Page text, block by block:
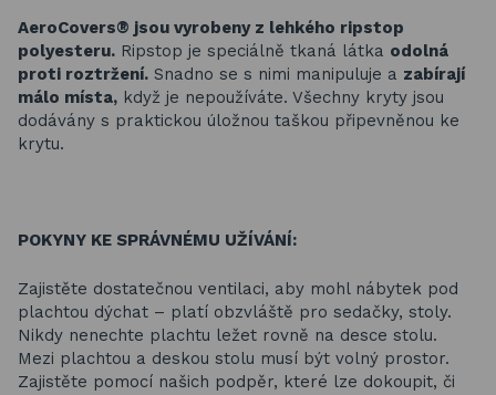
AeroCovers® jsou vyrobeny z lehkého ripstop
polyesteru. Ripstop je speciálně tkaná látka odolná
proti roztržení. Snadno se s nimi manipuluje a zabírají
málo místa, když je nepoužíváte. Všechny kryty jsou
dodávány s praktickou úložnou taškou připevněnou ke
krytu.
POKYNY KE SPRÁVNÉMU UŽÍVÁNÍ:
Zajistěte dostatečnou ventilaci, aby mohl nábytek pod
plachtou dýchat – platí obzvláště pro sedačky, stoly.
Nikdy nenechte plachtu ležet rovně na desce stolu.
Mezi plachtou a deskou stolu musí být volný prostor.
Zajistěte pomocí našich podpěr, které lze dokoupit, či